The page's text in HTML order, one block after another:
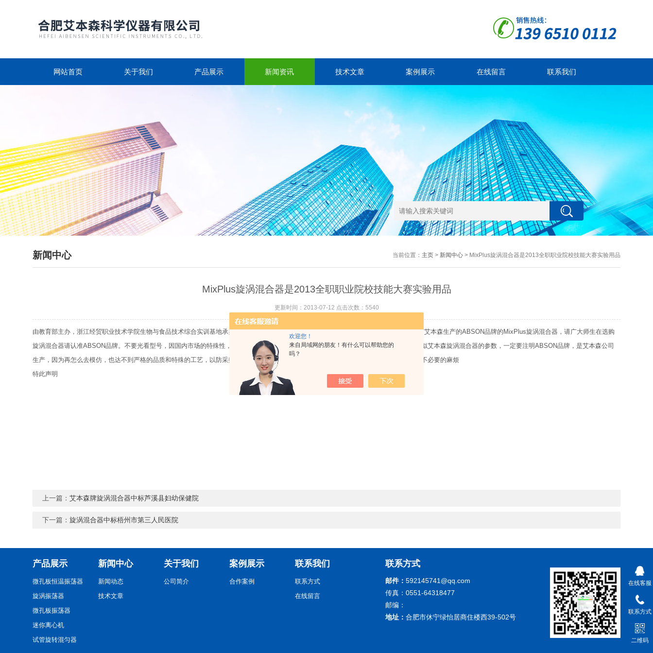
欢迎您！
来自局域网的朋友！有什么可以帮助您的
吗？
网站首页 关于我们 产品展示 新闻资讯 技术文章 案例展示 在线留言 联系我们
新闻中心 当前位置： 主页> 新闻中心> MixPlus旋涡混合器是2013全职职业院校技能大赛实验用品
MixPlus旋涡混合器是2013全职职业院校技能大赛实验用品
更新时间：2013-07-12 点击次数：5540
由教育部主办，浙江经贸职业技术学院生物与食品技术综合实训基地承办的全国职业技术学院技能大赛高职组农产品质量安全检测赛项使用有艾本森生产的ABSON品牌的MixPlus旋涡混合器，请广大师生在选购
旋涡混合器请认准ABSON品牌。不要光看型号，因国内市场的特殊性，市场上现在有类似本公司的产品型号，还有参数标的不严格性，会类似艾本森旋涡混合器的参数，一定要注明ABSON品牌，是艾本森公司
生产，因为再怎么去模仿，也达不到严格的品质和特殊的工艺，以防采购回来不是ABSON品牌旋涡混合器，给后期的比赛不能顺利进行带来不必要的麻烦
特此声明
上一篇：艾本森牌旋涡混合器中标芦溪县妇幼保健院
下一篇：旋涡混合器中标梧州市第三人民医院
产品展示
微孔板恒温振荡器
旋涡振荡器
微孔板振荡器
迷你离心机
试管旋转混匀器
新闻中心
新闻动态
技术文章
关于我们
公司简介
案例展示
合作案例
联系我们
联系方式
在线留言
联系方式
邮件： 592145741@qq.com
传真：0551-64318477
邮编：
地址： 合肥市休宁绿怡居商住楼西39-502号
在线客服
联系方式
二维码